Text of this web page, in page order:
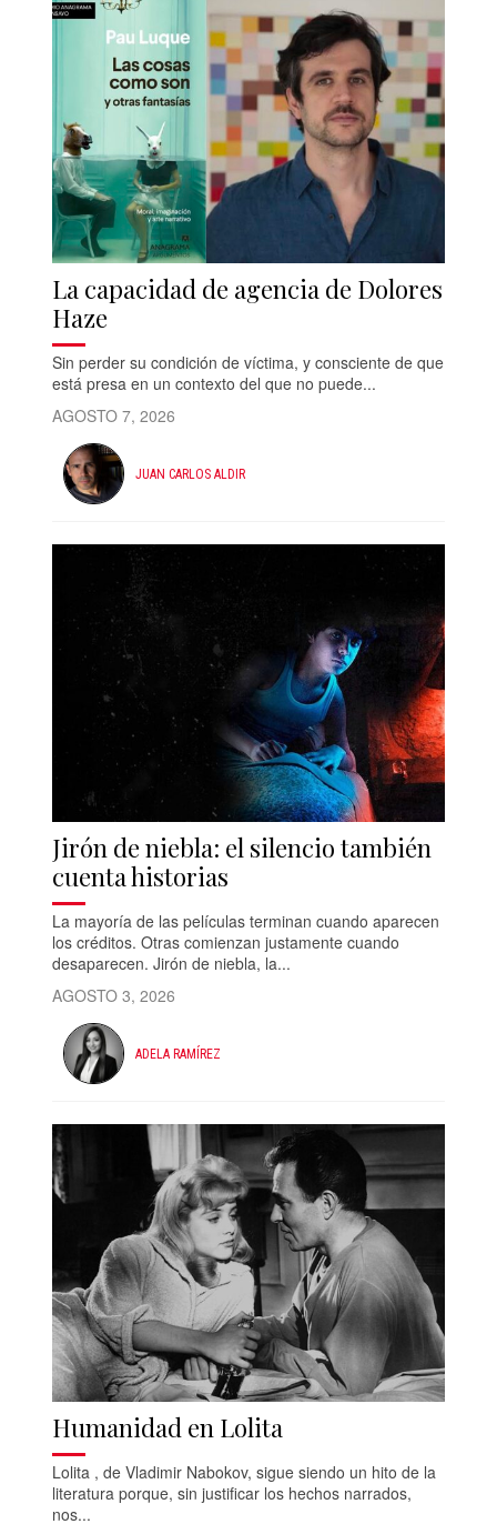
La capacidad de agencia de Dolores
Haze
Sin perder su condición de víctima, y consciente de que
está presa en un contexto del que no puede...
AGOSTO 7, 2026
JUAN CARLOS ALDIR
Jirón de niebla: el silencio también
cuenta historias
La mayoría de las películas terminan cuando aparecen
los créditos. Otras comienzan justamente cuando
desaparecen. Jirón de niebla, la...
AGOSTO 3, 2026
ADELA RAMÍREZ
Humanidad en Lolita
Lolita , de Vladimir Nabokov, sigue siendo un hito de la
literatura porque, sin justificar los hechos narrados,
nos...